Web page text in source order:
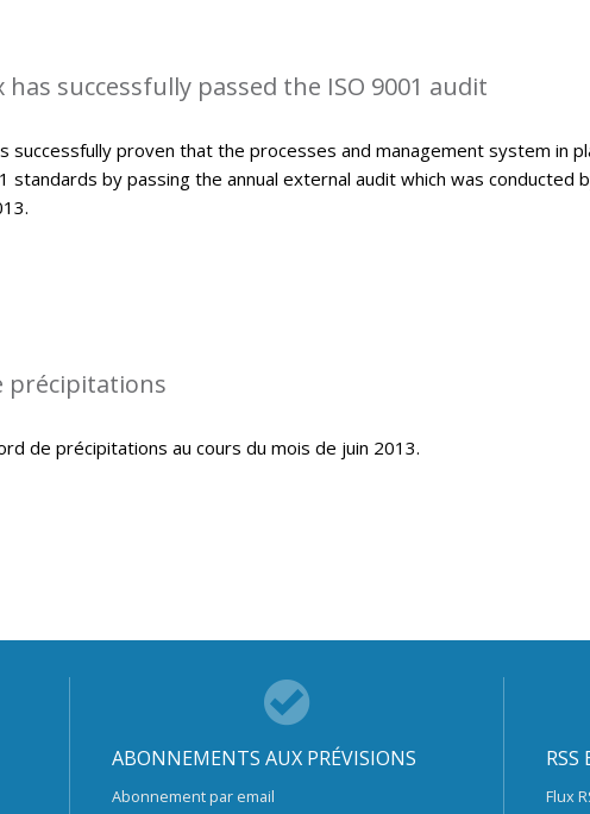
has successfully passed the ISO 9001 audit
successfully proven that the processes and management system in
standards by passing the annual external audit which was conducted
précipitations
de précipitations au cours du mois de juin 2013.
ABONNEMENTS AUX PRÉVISIONS
Abonnement par email
RSS
Flux